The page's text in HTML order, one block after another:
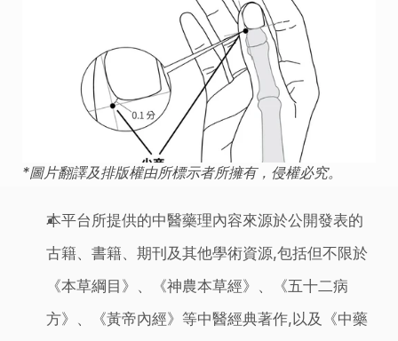
*圖片翻譯及排版權由所標示者所擁有，侵權必究。
本平台所提供的中醫藥理內容來源於公開發表的
古籍、書籍、期刊及其他學術資源,包括但不限於
《本草綱目》、《神農本草經》、《五十二病
方》、《黃帝內經》等中醫經典著作,以及《中藥